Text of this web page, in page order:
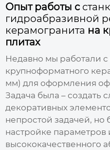
Опыт работы с
гидроабразивной
керамогранита на
плитах
Недавно мы работали
крупноформатного
мм) для оформления
Задача была – создать
декоративных
непростой задачей, но
настройке
высококачественного